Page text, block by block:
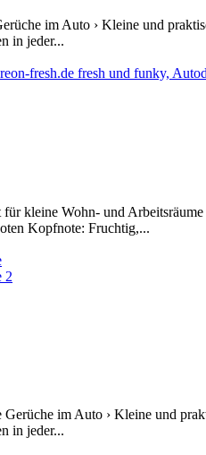
im Auto › Kleine und
in jeder...
kleine Wohn- und
Kopfnote: Fruchtig,...
im Auto › Kleine und
in jeder...